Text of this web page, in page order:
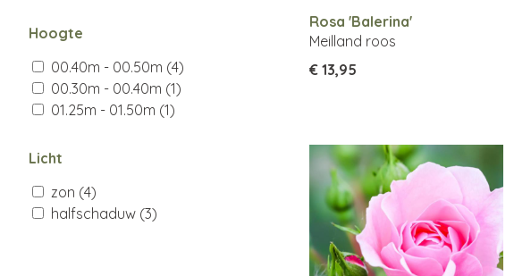
Hoogte
00.40m - 00.50m (4)
00.30m - 00.40m (1)
01.25m - 01.50m (1)
Licht
zon (4)
halfschaduw (3)
Rosa 'Balerina'
Meilland roos
€ 13,95